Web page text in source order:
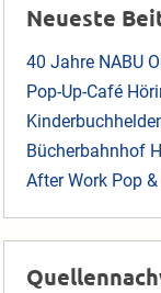
Neueste
40 Jahre NABU
Pop-Up-Café
Bücherbahnhof
After Work Pop